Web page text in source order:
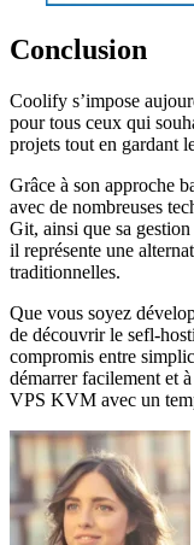
Conclusion
Coolify s’impose
pour tous ceux qui
projets tout en gardant
Grâce à son approche
avec de nombreuses
Git, ainsi que sa
il représente une
traditionnelles.
Que vous soyez
de découvrir le sefl-
compromis entre
démarrer facilement et
VPS KVM avec un